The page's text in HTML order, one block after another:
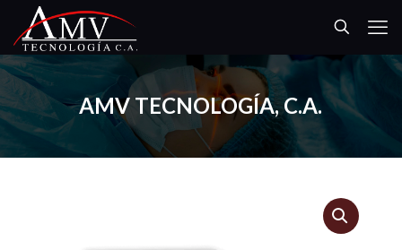
AMV TECNOLOGÍA, C.A.